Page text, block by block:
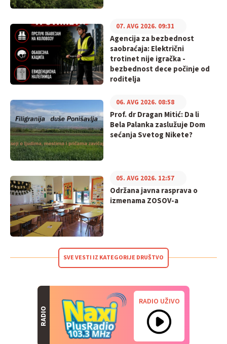
Agencija za bezbednost
saobraćaja: Električni
trotinet nije igračka -
bezbednost dece počinje od
roditelja
07. AVG 2026. 09:31
Prof. dr Dragan Mitić: Da li
Bela Palanka zaslužuje Dom
sećanja Svetog Nikete?
06. AVG 2026. 08:58
Održana javna rasprava o
izmenama ZOSOV-a
05. AVG 2026. 12:57
SVE VESTI IZ KATEGORIJE DRUŠTVO
RADIO
RADIO UŽIVO